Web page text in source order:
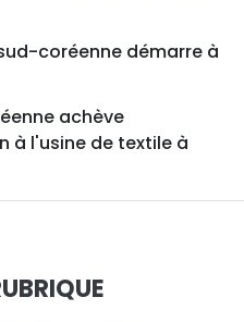
coréenne démarre à
achève
à l'usine de textile à